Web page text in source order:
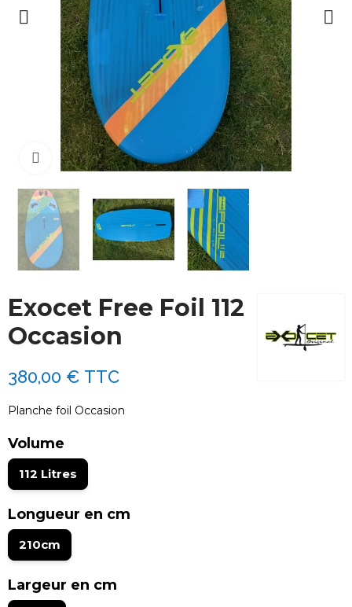
Cliquez pour agrandir
Exocet Free Foil 112
Occasion
380,00 € TTC
Planche foil Occasion
Volume
112 Litres
Longueur en cm
210cm
Largeur en cm